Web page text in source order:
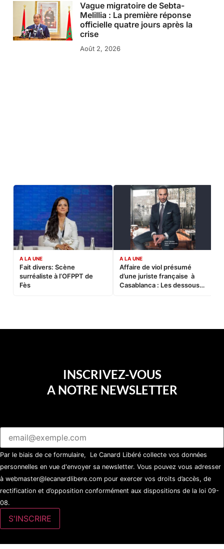
Vague migratoire de Sebta-
Melillia : La première réponse
officielle quatre jours après la
crise
Août 2, 2026
A LA UNE
Fait divers: Scène
surréaliste à l’OFPPT de
Fès
A LA UNE
Affaire de viol présumé
d’une juriste française à
Casablanca : Les dessous
INSCRIVEZ-VOUS
A NOTRE NEWSLETTER
Par le biais de ce formulaire, Le Canard Libéré collecte vos données
personnelles en vue d'envoyer sa newsletter. Vous pouvez vous adresser
à webmaster@lecanardlibere.com pour exercer vos droits d’accès, de
rectification et d’opposition conformément aux dispositions de la loi 09-
08.